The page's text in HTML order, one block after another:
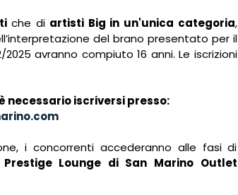
che di artisti Big in un'unica categoria,
del brano presentato per il
avranno compiuto 16 anni. Le iscrizioni
necessario iscriversi presso:
i concorrenti accederanno alle fasi di
Prestige Lounge di San Marino Outlet